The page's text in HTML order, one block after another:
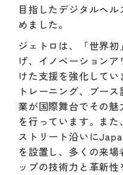
目指したデジタルヘ
めました。
ジェトロは、「世界
げ、イノベーション
けた支援を強化して
トレーニング、ブー
業が国際舞台でその
を行っています。ま
ストリート沿いに
を設置し、多くの来
ップの技術力と革新性